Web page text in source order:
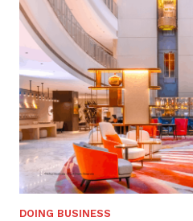
DOING BUSINESS